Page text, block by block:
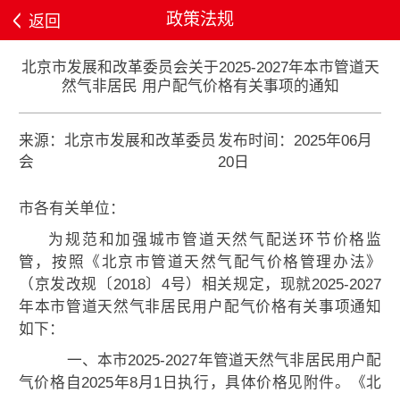
返回 政策法规
北京市发展和改革委员会关于2025-2027年本市管道天
然气非居民 用户配气价格有关事项的通知
来源：北京市发展和改革委员
会
发布时间：2025年06月
20日
市各有关单位：
为规范和加强城市管道天然气配送环节价格监
管，按照《北京市管道天然气配气价格管理办法》
（京发改规〔2018〕4号）相关规定，现就2025-2027
年本市管道天然气非居民用户配气价格有关事项通知
如下：
一、本市2025-2027年管道天然气非居民用户配
气价格自2025年8月1日执行，具体价格见附件。《北